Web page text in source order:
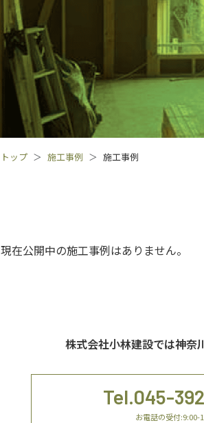
トップ 施工事例 施工事例
現在公開中の施工事例はありません。
株式会社小林建設では神奈
Tel.045-
お電話の受付:9:00-